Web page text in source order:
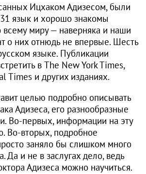
Ицхаком Адизесом, были
язык и хорошо знакомы
миру — наверняка и наши
о них отнюдь не впервые. Шесть
языке. Публикации
в The New York Times,
Times и других изданиях.
целью подробно описывать
Адизеса, его разнообразные
Во-первых, информации на эту
Во-вторых, подробное
заняло бы слишком много
Да и не в заслугах дело, ведь
Адизеса можно научиться.